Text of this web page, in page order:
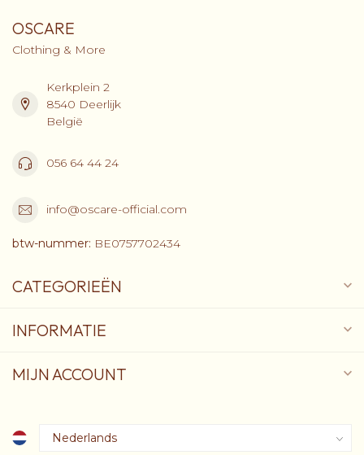
OSCARE
Clothing & More
Kerkplein 2
8540 Deerlijk
België
056 64 44 24
info@oscare-official.com
btw-nummer: BE0757702434
CATEGORIEËN
INFORMATIE
MIJN ACCOUNT